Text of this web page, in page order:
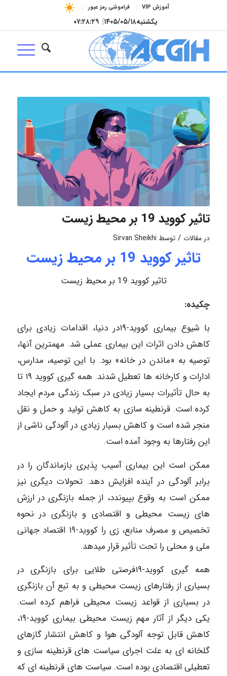
آموزش VIP فراموشی رمز عبور
یکشنبه۱۴۰۵/۰۵/۱۸| ۰۷:۲۸:۳۰
تاثیر کووید 19 بر محیط زیست
در مقالات / توسط Sirvan Sheikhi
تاثیر کووید 19 بر محیط زیست
تاثیر کووید 19 بر محیط زیست
چکیده:
با شیوع بیماری کووید-۱۹در دنیا، اقدامات زیادی برای
کاهش دادن اثرات این بیماری عملی شد. مهمترین آنها،
توصیه به «ماندن در خانه» بود. با این توصیه، مدارس،
ادارات و کارخانه ها تعطیل شدند. همه گیری کووید ۱۹ تا
به حال تأثیرات بسیار زیادی در سبک زندگی مردم ایجاد
کرده است. قرنطینه سازی به کاهش تولید و حمل و نقل
منجر شده است و کاهش بسیار زیادی در آلودگی ناشی از
این رفتارها به وجود آمده است.
ممکن است این بیماری آسیب پذیری بازماندگان را در
برابر آلودگی در آینده افزایش دهد. تحولات دیگری نیز
ممکن است به وقوع بپیوندد، از جمله بازنگری در ارزش
های زیست محیطی و اقتصادی و بازنگری در نحوه
تخصیص و مصرف منابع، زی را کووید-۱۹ اقتصاد جهانی
ملی و محلی را تحت تأثیر قرار میدهد.
همه گیری کووید-۱۹فرصتی طلایی برای بازنگری در
بسیاری از رفتارهای زیست محیطی و به تبع آن بازنگری
در بسیاری از قواعد زیست محیطی فراهم کرده است.
یکی دیگر از آثار مهم زیست محیطی بیماری کووید-۱۹،
کاهش قابل توجه آلودگی هوا و کاهش انتشار گازهای
گلخانه ای به علت اجرای سیاست های قرنطینه سازی و
تعطیلی اقتصادی بوده است. سیاست های قرنطینه ای که